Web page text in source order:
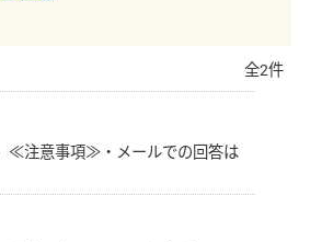
全2件
≪注意事項≫・メールでの回答は